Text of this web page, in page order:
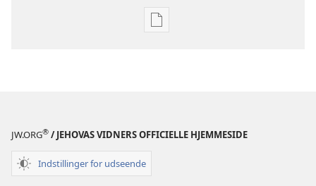
Indstillinger
Jehovas
JW.ORG® / JEHOVAS VIDNERS OFFICIELLE HJEMMESIDE
Indstillinger for udseende